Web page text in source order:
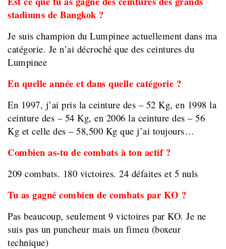
stadiums de Bangkok ?
Je suis champion du Lumpinee actuellement dans ma
catégorie. Je n’ai décroché que des ceintures du
Lumpinee
En quelle année et dans quelle catégorie ?
En 1997, j’ai pris la ceinture des – 52 Kg, en 1998 la
ceinture des – 54 Kg, en 2006 la ceinture des – 56
Kg et celle des – 58,500 Kg que j’ai toujours…
Combien as-tu de combats à ton actif ?
209 combats. 180 victoires. 24 défaites et 5 nuls
Tu as gagné combien de combats par KO ?
Pas beaucoup, seulement 9 victoires par KO. Je ne
suis pas un puncheur mais un fimeu (boxeur
technique)